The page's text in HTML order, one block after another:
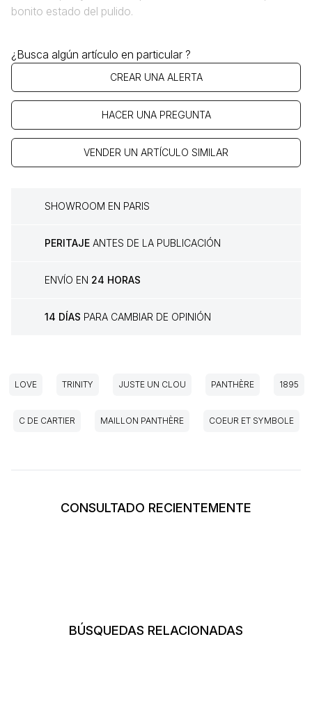
bonito estado del pulido.
¿Busca algún artículo en particular ?
CREAR UNA ALERTA
HACER UNA PREGUNTA
VENDER UN ARTÍCULO SIMILAR
SHOWROOM EN PARIS
PERITAJE ANTES DE LA PUBLICACIÓN
ENVÍO EN 24 HORAS
14 DÍAS PARA CAMBIAR DE OPINIÓN
LOVE TRINITY JUSTE UN CLOU PANTHÈRE 1895
C DE CARTIER MAILLON PANTHÈRE COEUR ET SYMBOLE
CONSULTADO RECIENTEMENTE
BÚSQUEDAS RELACIONADAS